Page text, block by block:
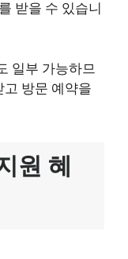
받을 수 있습니
일부 가능하므
고 방문 예약을
원 혜